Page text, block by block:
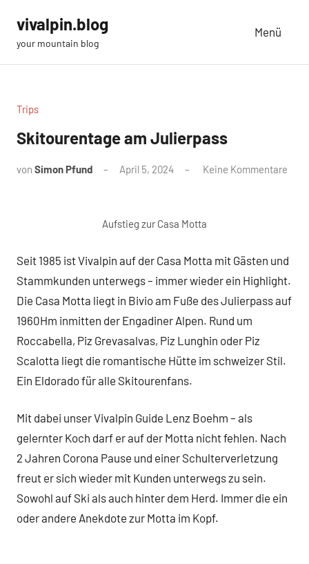
Inhalt
springen
vivalpin.blog
your mountain blog
Menü
Trips
Skitourentage am Julierpass
von Simon Pfund April 5, 2024 Keine Kommentare
Aufstieg zur Casa Motta
Seit 1985 ist Vivalpin auf der Casa Motta mit Gästen und
Stammkunden unterwegs – immer wieder ein Highlight.
Die Casa Motta liegt in Bivio am Fuße des Julierpass auf
1960Hm inmitten der Engadiner Alpen. Rund um
Roccabella, Piz Grevasalvas, Piz Lunghin oder Piz
Scalotta liegt die romantische Hütte im schweizer Stil.
Ein Eldorado für alle Skitourenfans.
Mit dabei unser Vivalpin Guide Lenz Boehm – als
gelernter Koch darf er auf der Motta nicht fehlen. Nach
2 Jahren Corona Pause und einer Schulterverletzung
freut er sich wieder mit Kunden unterwegs zu sein.
Sowohl auf Ski als auch hinter dem Herd. Immer die ein
oder andere Anekdote zur Motta im Kopf.